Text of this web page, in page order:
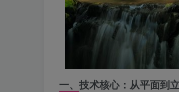
一、技术核心：从平面到